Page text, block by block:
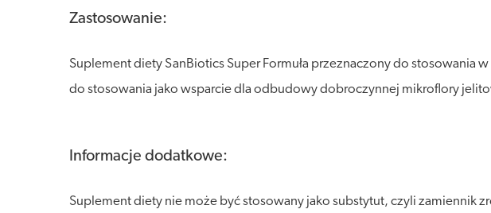
Zastosowanie:
Suplement diety SanBiotics Super Formuła przeznaczony do
do stosowania jako wsparcie dla odbudowy dobroczynnej mikroflory
Informacje dodatkowe:
Suplement diety nie może być stosowany jako substytut, czyli